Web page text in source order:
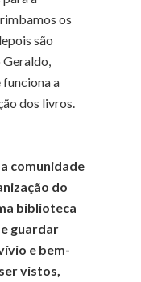
os
são
Geraldo,
funciona a
dos livros.
comunidade
do
biblioteca
guardar
e bem-
vistos,